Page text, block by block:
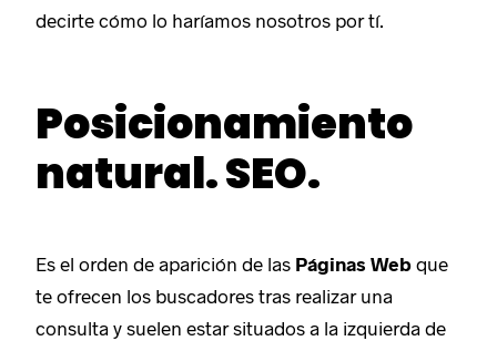
decirte cómo lo haríamos nosotros por tí.
Posicionamiento
natural. SEO.
Es el orden de aparición de las Páginas Web que
te ofrecen los buscadores tras realizar una
consulta y suelen estar situados a la izquierda de